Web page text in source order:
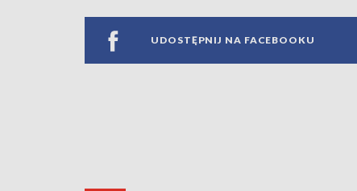
UDOSTĘPNIJ NA FACEBOOKU